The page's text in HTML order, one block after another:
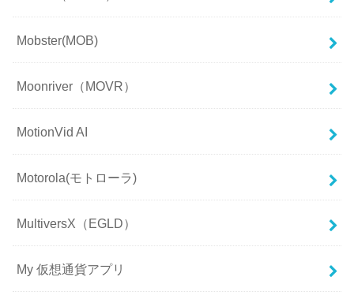
Mobster(MOB)
Moonriver（MOVR）
MotionVid AI
Motorola(モトローラ)
MultiversX（EGLD）
My 仮想通貨アプリ